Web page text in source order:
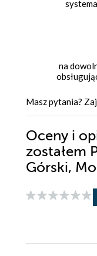
na
Masz pytania?
Oceny i
zostałem
Górski,